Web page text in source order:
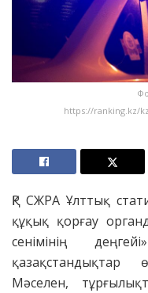
https://ranking.kz/
ҚР СЖРА Ұлттық
құқық қорғау
сенімінің
қазақстандықтар
Мәселен,